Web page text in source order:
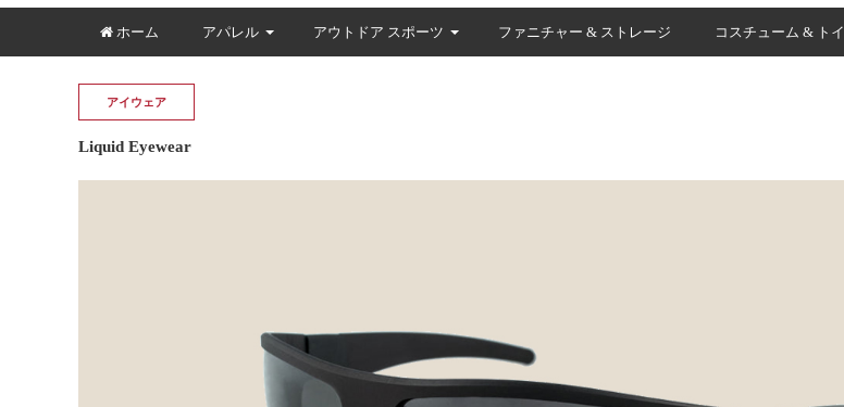
ホーム アパレル アウトドア スポーツ ファニチャー & ストレージ コスチューム & トイ
アイウェア
Liquid Eyewear